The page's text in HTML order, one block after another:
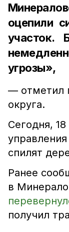
оцепили
участок.
угрозы»,
— отметил
округа.
Сегодня,
спилят
Ранее
в
получил